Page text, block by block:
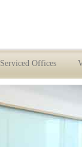
Serviced Offices